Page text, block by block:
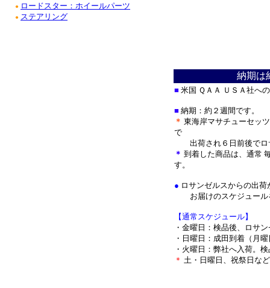
納期は
■ 米国 ＱＡＡ ＵＳＡ社へ
■ 納期：約２週間です。
＊ 東海岸マサチューセッ
で
出荷され ６日前後で
＊ 到着した商品は、通常
す。
● ロサンゼルスからの出
お届けのスケジュール
【通常スケジュール】
・金曜日：検品後、ロサ
・日曜日：成田到着（月
・火曜日：弊社へ入荷。
＊ 土・日曜日、祝祭日な
● ロードスター：ホイールパーツ
● ステアリング